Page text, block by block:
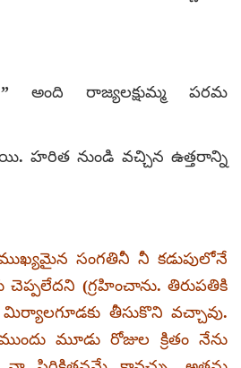
అంది రాజ్యలక్షుమ్మ పరమ
హరిత నుండి వచ్చిన ఉత్తరాన్ని
సంగతినీ నీ కడుపులోనే
చెప్పలేదని (గ్రహించాను. తిరుపతికి
మిర్యాలగూడకు తీసుకొని వచ్చావు.
మూడు రోజుల క్రితం నేను